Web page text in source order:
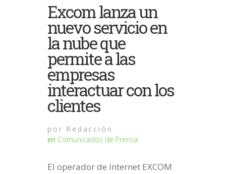
Excom lanza un
nuevo servicio en
la nube que
permite a las
empresas
interactuar con los
clientes
por Redacción
en Comunicados de Prensa
El operador de Internet EXCOM